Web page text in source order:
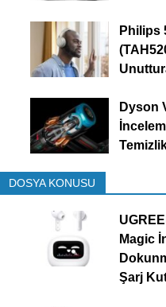
Philips
Dyson
DOSYA KONUSU
Magic
Şarj